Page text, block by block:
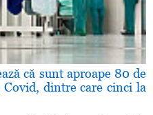
că sunt aproape 80 de
dintre care cinci la